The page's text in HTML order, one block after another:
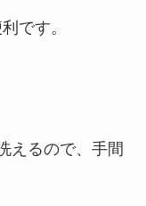
です。
えるので、手間